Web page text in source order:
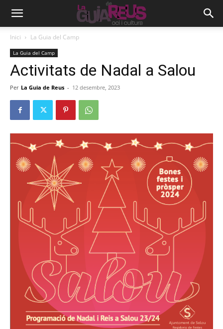
Inici La Guia del Camp
La Guia del Camp
Activitats de Nadal a Salou
Per La Guia de Reus - 12 desembre, 2023